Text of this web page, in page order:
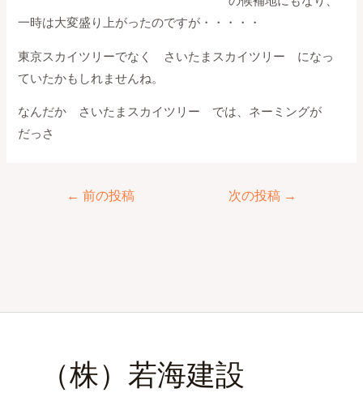
一時は大変盛り上がったのですが・・・・・
東京スカイツリーでなく さいたまスカイツリー になっ
ていたかもしれませんね。
なんだか さいたまスカイツリー では、ネーミングが
だっさ
← 前の投稿 次の投稿 →
（株）若海建設